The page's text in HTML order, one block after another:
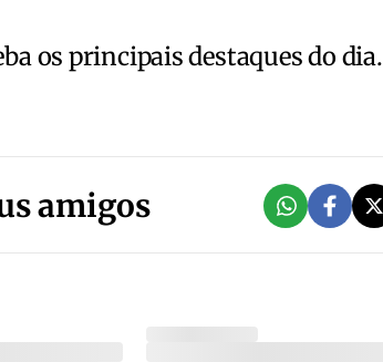
os principais destaques do dia.
amigos